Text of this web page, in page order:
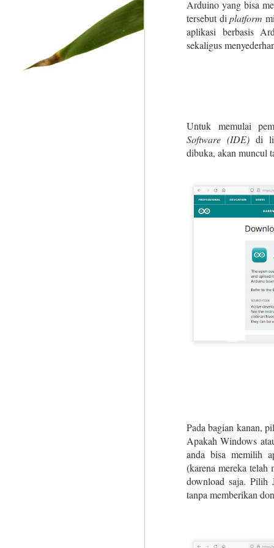
Arduino yang bisa
tersebut diplatform
aplikasi berbasis
sekaligus
Untuk memulai
Software (IDE) di
dibuka, akan muncul
Pada bagian kanan,
Apakah Windows
anda bisa memilih
(karena mereka telah
download saja.
tanpa memberikan
informasi yang tidak saya ketahui
sebelumnya.